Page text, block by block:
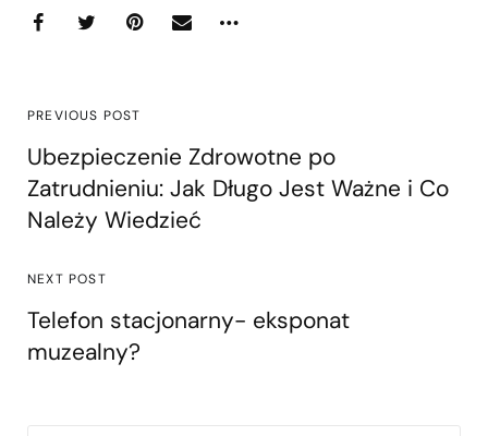
PREVIOUS POST
Ubezpieczenie Zdrowotne po
Zatrudnieniu: Jak Długo Jest Ważne i Co
Należy Wiedzieć
NEXT POST
Telefon stacjonarny- eksponat
muzealny?